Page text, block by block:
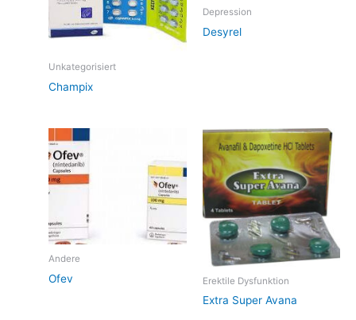
Unkategorisiert
Champix
Depression
Desyrel
Andere
Ofev Erektile Dysfunktion
Extra Super Avana